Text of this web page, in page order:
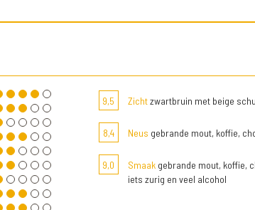
9,5 Zichtzwartbruin met beige
8,4 Neus gebrande mout, koffie,
9,0 Smaakgebrande mout, koffie,
iets zurig en veel alcohol